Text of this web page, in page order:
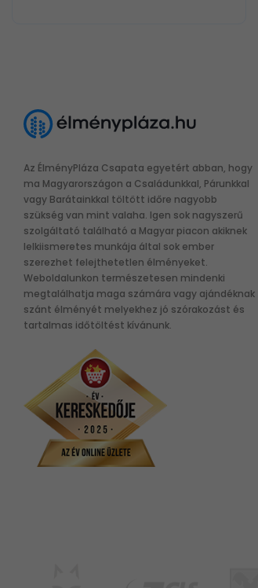
Az ÉlményPláza Csapata egyetért abban, hogy
ma Magyarországon a Családunkkal, Párunkkal
vagy Barátainkkal töltött időre nagyobb
szükség van mint valaha. Igen sok nagyszerű
szolgáltató található a Magyar piacon akiknek
lelkiismeretes munkája által sok ember
szerezhet felejthetetlen élményeket.
Weboldalunkon természetesen mindenki
megtalálhatja maga számára vagy ajándéknak
szánt élményét melyekhez jó szórakozást és
tartalmas időtöltést kívánunk.